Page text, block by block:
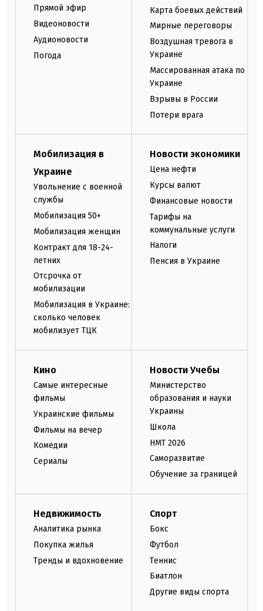
Прямой эфир
Видеоновости
Аудионовости
Погода
Карта боевых действий
Мирные переговоры
Воздушная тревога в
Украине
Массированная атака по
Украине
Взрывы в России
Потери врага
Мобилизация в
Украине
Увольнение с военной
службы
Мобилизация 50+
Мобилизация женщин
Контракт для 18-24-
летних
Отсрочка от
мобилизации
Мобилизация в Украине:
сколько человек
мобилизует ТЦК
Новости экономики
Цена нефти
Курсы валют
Финансовые новости
Тарифы на
коммунальные услуги
Налоги
Пенсия в Украине
Кино
Самые интересные
фильмы
Украинские фильмы
Фильмы на вечер
Комедии
Сериалы
Новости Учебы
Министерство
образования и науки
Украины
Школа
НМТ 2026
Саморазвитие
Обучение за границей
Недвижимость
Аналитика рынка
Покупка жилья
Тренды и вдохновение
Спорт
Бокс
Футбол
Теннис
Биатлон
Другие виды спорта